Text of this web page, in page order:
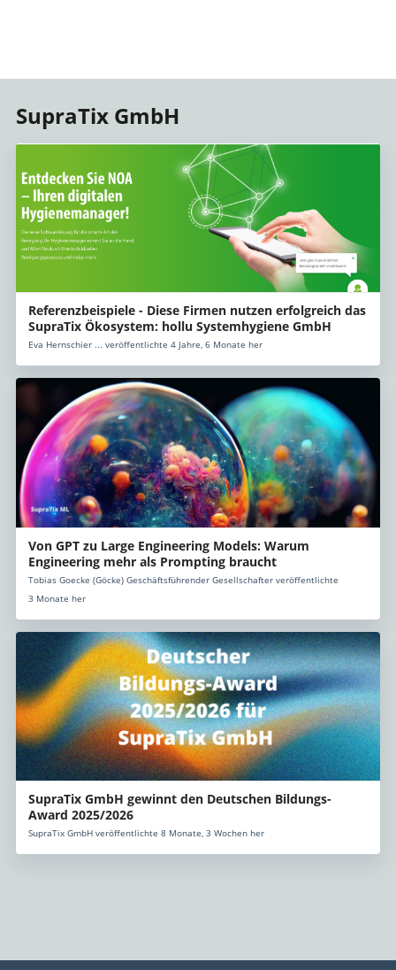
SupraTix GmbH
Referenzbeispiele - Diese Firmen nutzen erfolgreich das
SupraTix Ökosystem: hollu Systemhygiene GmbH
Eva Hernschier ... veröffentlichte 4 Jahre, 6 Monate her
Von GPT zu Large Engineering Models: Warum
Engineering mehr als Prompting braucht
Tobias Goecke (Göcke) Geschäftsführender Gesellschafter veröffentlichte
3 Monate her
SupraTix GmbH gewinnt den Deutschen Bildungs-
Award 2025/2026
SupraTix GmbH veröffentlichte 8 Monate, 3 Wochen her